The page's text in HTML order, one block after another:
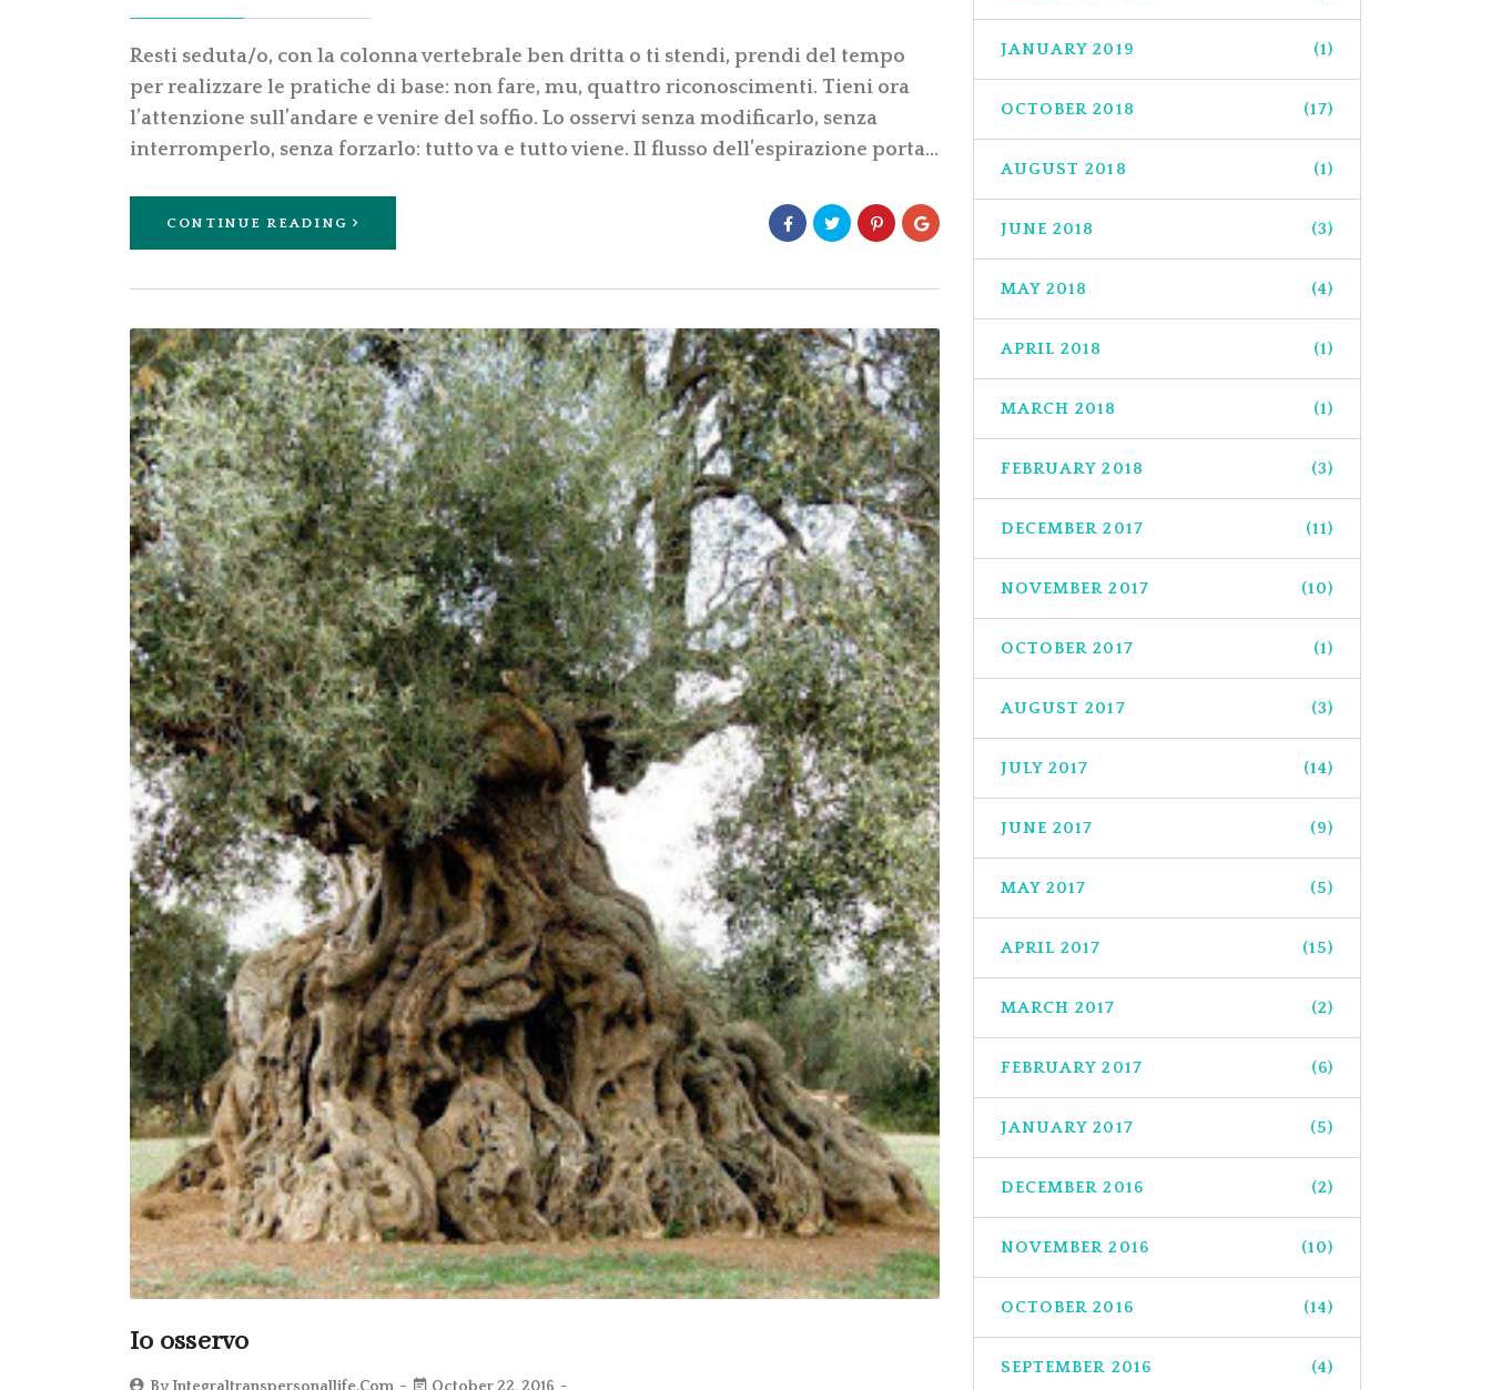
Resti seduta/o, con la colonna vertebrale ben dritta o ti stendi, prendi del tempo
per realizzare le pratiche di base: non fare, mu, quattro riconoscimenti. Tieni ora
l’attenzione sull’andare e venire del soffio. Lo osservi senza modificarlo, senza
interromperlo, senza forzarlo: tutto va e tutto viene. Il flusso dell’espirazione porta…
CONTINUE READING
Io osservo
JANUARY 2019 (1)
OCTOBER 2018 (17)
AUGUST 2018 (1)
JUNE 2018 (3)
MAY 2018 (4)
APRIL 2018 (1)
MARCH 2018 (1)
FEBRUARY 2018 (3)
DECEMBER 2017 (11)
NOVEMBER 2017 (10)
OCTOBER 2017 (1)
AUGUST 2017 (3)
JULY 2017 (14)
JUNE 2017 (9)
MAY 2017 (5)
APRIL 2017 (15)
MARCH 2017 (2)
FEBRUARY 2017 (6)
JANUARY 2017 (5)
DECEMBER 2016 (2)
NOVEMBER 2016 (10)
OCTOBER 2016 (14)
SEPTEMBER 2016 (4)